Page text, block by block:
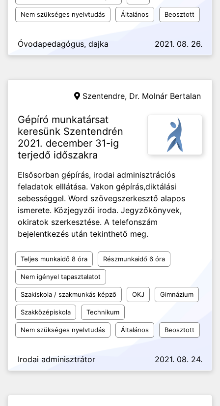
Nem szükséges nyelvtudás Általános Beosztott
Óvodapedagógus, dajka 2021. 08. 26.
Szentendre, Dr. Molnár Bertalan
Gépíró munkatársat
keresünk Szentendrén
2021. december 31-ig
terjedő időszakra
Elsősorban gépírás, irodai adminisztrációs
feladatok elllátása. Vakon gépírás,diktálási
sebességgel. Word szövegszerkesztő alapos
ismerete. Közjegyzői iroda. Jegyzőkönyvek,
okiratok szerkesztése. A telefonszám
bejelentkezés után tekinthető meg.
Teljes munkaidő 8 óra Részmunkaidő 6 óra
Nem igényel tapasztalatot
Szakiskola / szakmunkás képző OKJ Gimnázium
Szakközépiskola Technikum
Nem szükséges nyelvtudás Általános Beosztott
Irodai adminisztrátor 2021. 08. 24.